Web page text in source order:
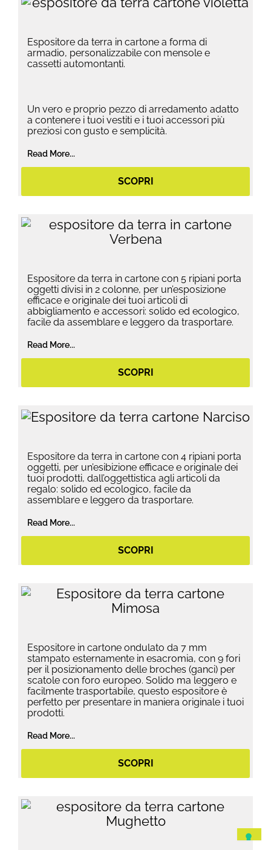
Espositore da terra in cartone a forma di
armadio, personalizzabile con mensole e
cassetti automontanti.
Un vero e proprio pezzo di arredamento adatto
a contenere i tuoi vestiti e i tuoi accessori più
preziosi con gusto e semplicità.
Read More...
SCOPRI
Espositore da terra in cartone con 5 ripiani porta
oggetti divisi in 2 colonne, per un’esposizione
efficace e originale dei tuoi articoli di
abbigliamento e accessori: solido ed ecologico,
facile da assemblare e leggero da trasportare.
Read More...
SCOPRI
Espositore da terra in cartone con 4 ripiani porta
oggetti, per un’esibizione efficace e originale dei
tuoi prodotti, dall’oggettistica agli articoli da
regalo: solido ed ecologico, facile da
assemblare e leggero da trasportare.
Read More...
SCOPRI
Espositore in cartone ondulato da 7 mm
stampato esternamente in esacromia, con 9 fori
per il posizionamento delle broches (ganci) per
scatole con foro europeo. Solido ma leggero e
facilmente trasportabile, questo espositore è
perfetto per presentare in maniera originale i tuoi
prodotti.
Read More...
SCOPRI